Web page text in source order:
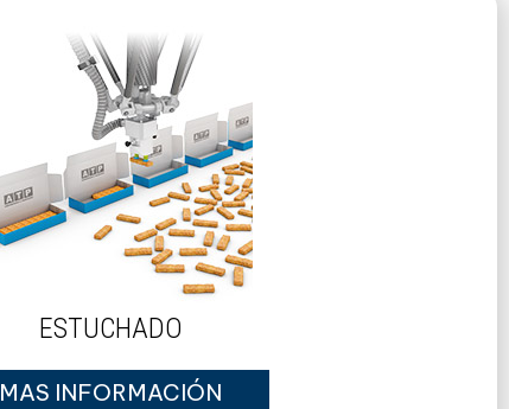
ESTUCHADO
MAS INFORMACIÓN